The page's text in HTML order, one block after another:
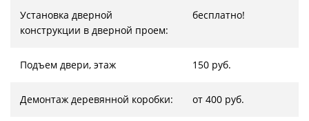
Установка дверной
конструкции в дверной проем:
бесплатно!
Подъем двери, этаж 150 руб.
Демонтаж деревянной коробки: от 400 руб.